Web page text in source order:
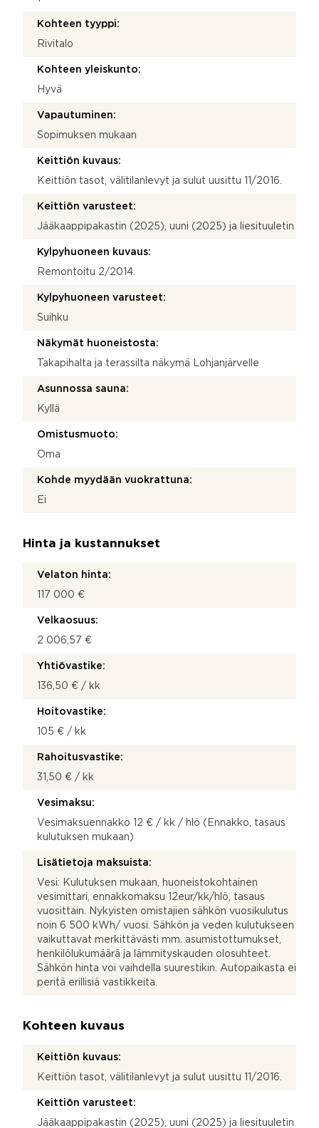
Kohteen tyyppi:
Rivitalo
Kohteen yleiskunto:
Hyvä
Vapautuminen:
Sopimuksen mukaan
Keittiön kuvaus:
Keittiön tasot, välitilanlevyt ja sulut uusittu 11/2016.
Keittiön varusteet:
Jääkaappipakastin (2025), uuni (2025) ja liesituuletin
Kylpyhuoneen kuvaus:
Remontoitu 2/2014.
Kylpyhuoneen varusteet:
Suihku
Näkymät huoneistosta:
Takapihalta ja terassilta näkymä Lohjanjärvelle
Asunnossa sauna:
Kyllä
Omistusmuoto:
Oma
Kohde myydään vuokrattuna:
Ei
Hinta ja kustannukset
Velaton hinta:
117 000 €
Velkaosuus:
2 006,57 €
Yhtiövastike:
136,50 € / kk
Hoitovastike:
105 € / kk
Rahoitusvastike:
31,50 € / kk
Vesimaksu:
Vesimaksuennakko 12 € / kk / hlö (Ennakko, tasaus
kulutuksen mukaan)
Lisätietoja maksuista:
Vesi: Kulutuksen mukaan, huoneistokohtainen
vesimittari, ennakkomaksu 12eur/kk/hlö, tasaus
vuosittain. Nykyisten omistajien sähkön vuosikulutus
noin 6 500 kWh/ vuosi. Sähkön ja veden kulutukseen
vaikuttavat merkittävästi mm. asumistottumukset,
henkilölukumäärä ja lämmityskauden olosuhteet.
Sähkön hinta voi vaihdella suurestikin. Autopaikasta ei
peritä erillisiä vastikkeita.
Kohteen kuvaus
Keittiön kuvaus:
Keittiön tasot, välitilanlevyt ja sulut uusittu 11/2016.
Keittiön varusteet:
Jääkaappipakastin (2025), uuni (2025) ja liesituuletin